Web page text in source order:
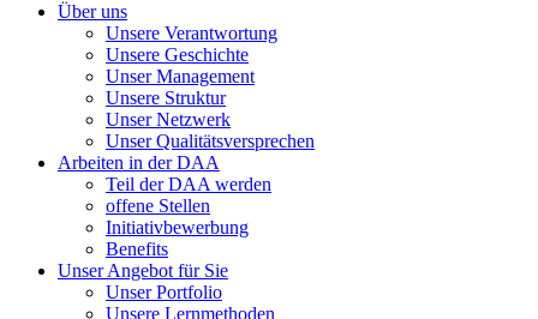
Über uns
Unsere Verantwortung
Unsere Geschichte
Unser Management
Unsere Struktur
Unser Netzwerk
Unser Qualitätsversprechen
Arbeiten in der DAA
Teil der DAA werden
offene Stellen
Initiativbewerbung
Benefits
Unser Angebot für Sie
Unser Portfolio
Unsere Lernmethoden